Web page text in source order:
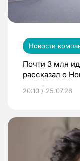
Новости
Почти 3 млн
рассказал о
20:10 / 25.07.26